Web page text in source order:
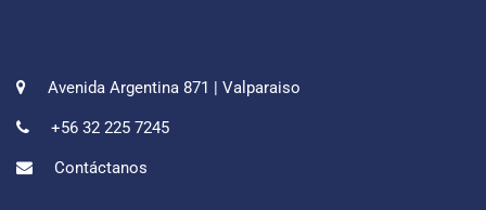
Avenida Argentina 871 | Valparaiso
+56 32 225 7245
Contáctanos